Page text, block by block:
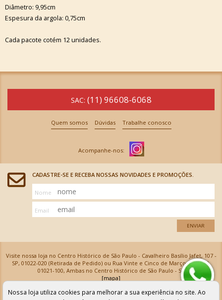
Diâmetro: 9,95cm
Espesura da argola: 0,75cm
Cada pacote cotém 12 unidades.
SAC: (11) 96608-6068
Quem somos Dúvidas Trabalhe conosco
CADASTRE-SE E RECEBA NOSSAS NOVIDADES E PROMOÇÕES.
Nome
Email
ENVIAR
Visite nossa loja no Centro Histórico de São Paulo - Cavalheiro Basílio Jafet, 107 -
SP, 01022-020 (Retirada de Pedido) ou Rua Vinte e Cinco de Março, 576 - SP,
01021-100, Ambas no Centro Histórico de São Paulo - SP
[mapa]
Armarinhos Santa Cecília Ltda | CNPJ: 61.069.639/0001-18
Os preços e as condições de pagamento apresentadas na loja virtual não valem para nossa loja física e
Nossa loja utiliza cookies para melhorar a sua experiência no site. Ao